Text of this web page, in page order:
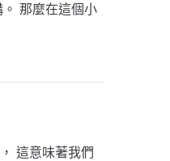
那麼在這個小
這意味著我們